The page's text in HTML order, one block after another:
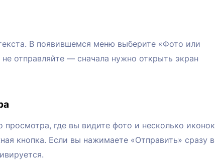
В появившемся меню выберите «Фото или
отправляйте — сначала нужно открыть экран
где вы видите фото и несколько иконок
кнопка. Если вы нажимаете «Отправить» сразу в